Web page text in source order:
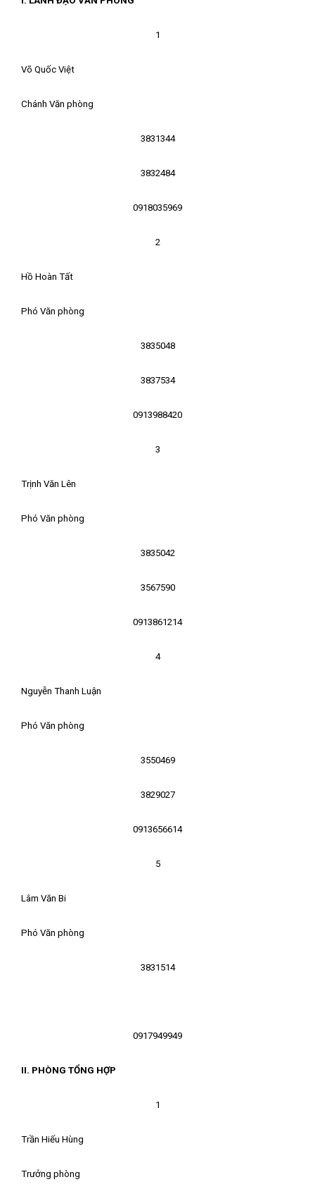
1
Võ Quốc Việt
Chánh Văn phòng
3831344
3832484
0918035969
2
Hồ Hoàn Tất
Phó Văn phòng
3835048
3837534
0913988420
3
Trịnh Văn Lên
Phó Văn phòng
3835042
3567590
0913861214
4
Nguyễn Thanh Luận
Phó Văn phòng
3550469
3829027
0913656614
5
Lâm Văn Bi
Phó Văn phòng
3831514
0917949949
II. PHÒNG TỔNG HỢP
1
Trần Hiếu Hùng
Trưởng phòng